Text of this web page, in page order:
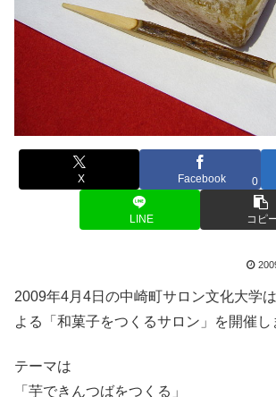
X Facebook 0
LINE コピ
2009年4月4日の中崎町サロン文化大学
よる「和菓子をつくるサロン」を開催し
テーマは
「芋できんつばをつくる」